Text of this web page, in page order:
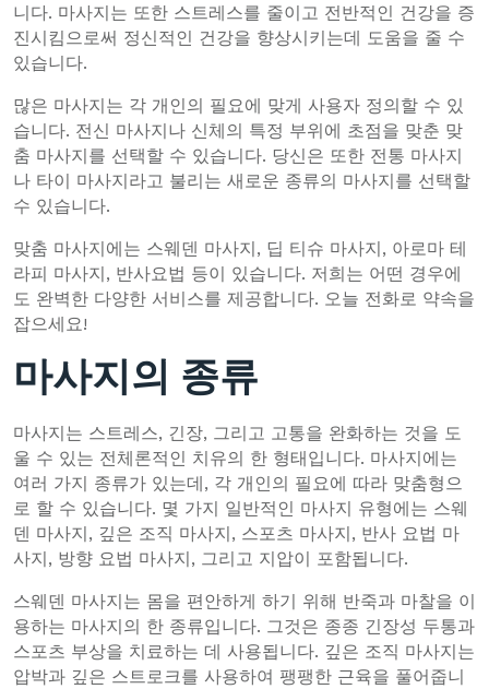
니다. 마사지는 또한 스트레스를 줄이고 전반적인 건강을 증
진시킴으로써 정신적인 건강을 향상시키는데 도움을 줄 수
있습니다.
많은 마사지는 각 개인의 필요에 맞게 사용자 정의할 수 있
습니다. 전신 마사지나 신체의 특정 부위에 초점을 맞춘 맞
춤 마사지를 선택할 수 있습니다. 당신은 또한 전통 마사지
나 타이 마사지라고 불리는 새로운 종류의 마사지를 선택할
수 있습니다.
맞춤 마사지에는 스웨덴 마사지, 딥 티슈 마사지, 아로마 테
라피 마사지, 반사요법 등이 있습니다. 저희는 어떤 경우에
도 완벽한 다양한 서비스를 제공합니다. 오늘 전화로 약속을
잡으세요!
마사지의 종류
마사지는 스트레스, 긴장, 그리고 고통을 완화하는 것을 도
울 수 있는 전체론적인 치유의 한 형태입니다. 마사지에는
여러 가지 종류가 있는데, 각 개인의 필요에 따라 맞춤형으
로 할 수 있습니다. 몇 가지 일반적인 마사지 유형에는 스웨
덴 마사지, 깊은 조직 마사지, 스포츠 마사지, 반사 요법 마
사지, 방향 요법 마사지, 그리고 지압이 포함됩니다.
스웨덴 마사지는 몸을 편안하게 하기 위해 반죽과 마찰을 이
용하는 마사지의 한 종류입니다. 그것은 종종 긴장성 두통과
스포츠 부상을 치료하는 데 사용됩니다. 깊은 조직 마사지는
압박과 깊은 스트로크를 사용하여 팽팽한 근육을 풀어줍니